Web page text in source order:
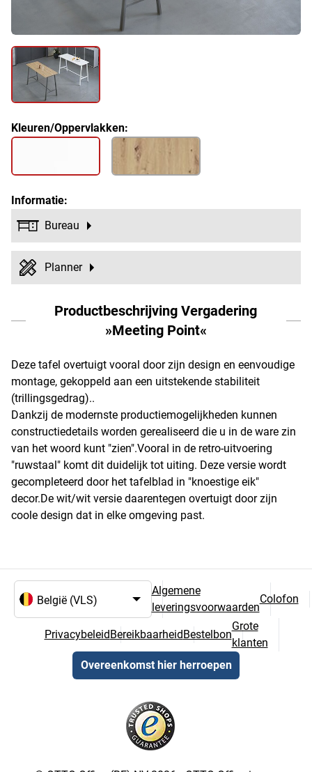
Kleuren/Oppervlakken:
Informatie:
Bureau
Planner
Productbeschrijving Vergadering
»Meeting Point«
Deze tafel overtuigt vooral door zijn design en eenvoudige
montage, gekoppeld aan een uitstekende stabiliteit
(trillingsgedrag)..
Dankzij de modernste productiemogelijkheden kunnen
constructiedetails worden gerealiseerd die u in de ware zin
van het woord kunt "zien".Vooral in de retro-uitvoering
"ruwstaal" komt dit duidelijk tot uiting. Deze versie wordt
gecompleteerd door het tafelblad in "knoestige eik"
decor.De wit/wit versie daarentegen overtuigt door zijn
coole design dat in elke omgeving past.
Algemene
leveringsvoorwaarden
Colofon
PrivacybeleidBereikbaarheidBestelbon
Grote
klanten
Overeenkomst hier herroepen